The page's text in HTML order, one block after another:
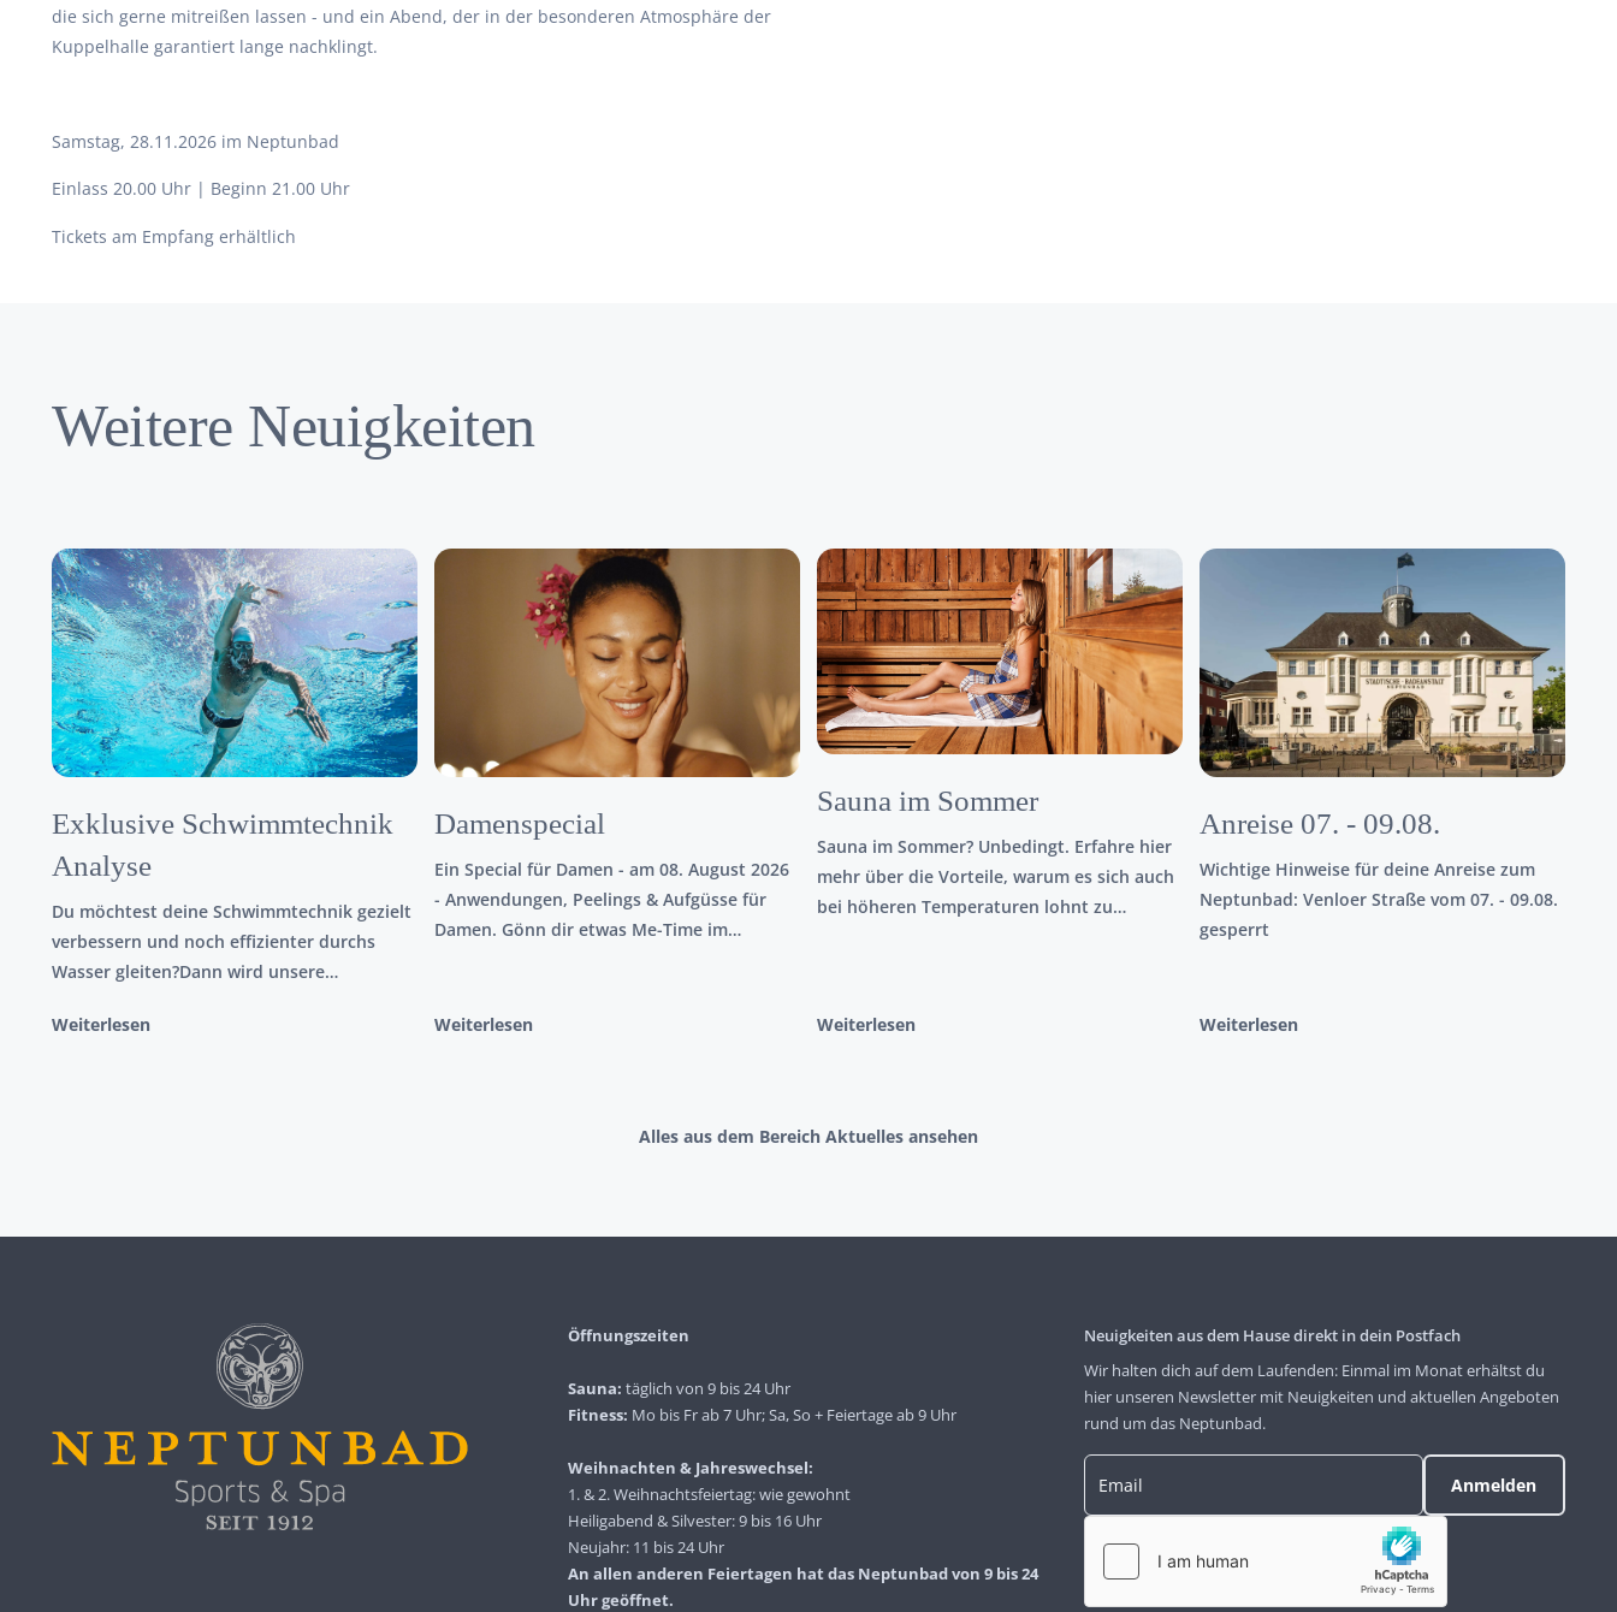
die sich gerne mitreißen lassen - und ein Abend, der in der besonderen Atmosphäre der
Kuppelhalle garantiert lange nachklingt.
Samstag, 28.11.2026 im Neptunbad
Einlass 20.00 Uhr | Beginn 21.00 Uhr
Tickets am Empfang erhältlich
Weitere Neuigkeiten
Exklusive Schwimmtechnik
Analyse
Du möchtest deine Schwimmtechnik gezielt
verbessern und noch effizienter durchs
Wasser gleiten?Dann wird unsere
Richtige für dich sein! Mit Hilfe einer
Weiterlesen
Damenspecial
Ein Special für Damen - am 08. August 2026
- Anwendungen, Peelings & Aufgüsse für
Damen. Gönn dir etwas Me-Time im
Weiterlesen
Sauna im Sommer
Sauna im Sommer? Unbedingt. Erfahre hier
mehr über die Vorteile, warum es sich auch
bei höheren Temperaturen lohnt zu
Weiterlesen
Anreise 07. - 09.08.
Wichtige Hinweise für deine Anreise zum
Neptunbad: Venloer Straße vom 07. - 09.08.
gesperrt
Weiterlesen
Alles aus dem Bereich Aktuelles ansehen
Öffnungszeiten
Sauna: täglich von 9 bis 24 Uhr
Fitness: Mo bis Fr ab 7 Uhr; Sa, So + Feiertage ab 9 Uhr
Weihnachten & Jahreswechsel:
1. & 2. Weihnachtsfeiertag: wie gewohnt
Heiligabend & Silvester: 9 bis 16 Uhr
Neujahr: 11 bis 24 Uhr
An allen anderen Feiertagen hat das Neptunbad von 9 bis 24
Uhr geöffnet.
Neuigkeiten aus dem Hause direkt in dein Postfach
Wir halten dich auf dem Laufenden: Einmal im Monat erhältst du
hier unseren Newsletter mit Neuigkeiten und aktuellen Angeboten
rund um das Neptunbad.